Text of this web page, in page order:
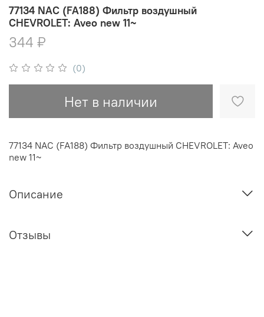
(0)
77134 NAC (FA188) Фильтр воздушный
CHEVROLET: Aveo new 11~
344 ₽
Нет в наличии
77134 NAC (FA188) Фильтр воздушный CHEVROLET: Aveo
new 11~
Описание
Отзывы